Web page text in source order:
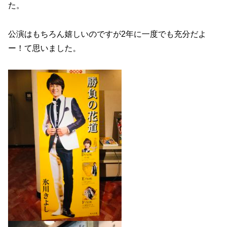
た。
公演はもちろん嬉しいのですが2年に一度でも充分だよ
ー！て思いました。